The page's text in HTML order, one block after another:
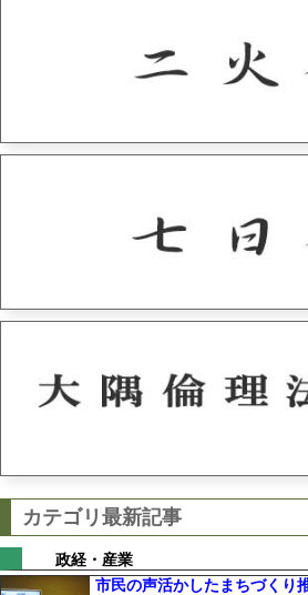
カテゴリ最新記事
政経・産業
市民の声活かしたまちづくり